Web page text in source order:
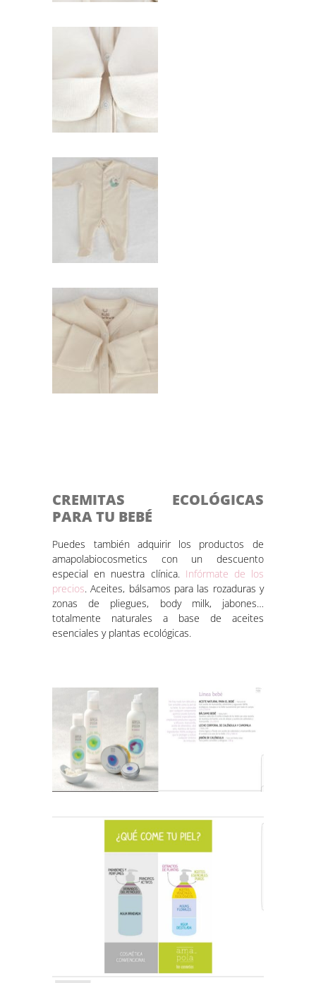
CREMITAS ECOLÓGICAS
PARA TU BEBÉ
Puedes también adquirir los productos de
amapolabiocosmetics con un descuento
especial en nuestra clínica. Infórmate de los
precios. Aceites, bálsamos para las rozaduras y
zonas de pliegues, body milk, jabones…
totalmente naturales a base de aceites
esenciales y plantas ecológicas.